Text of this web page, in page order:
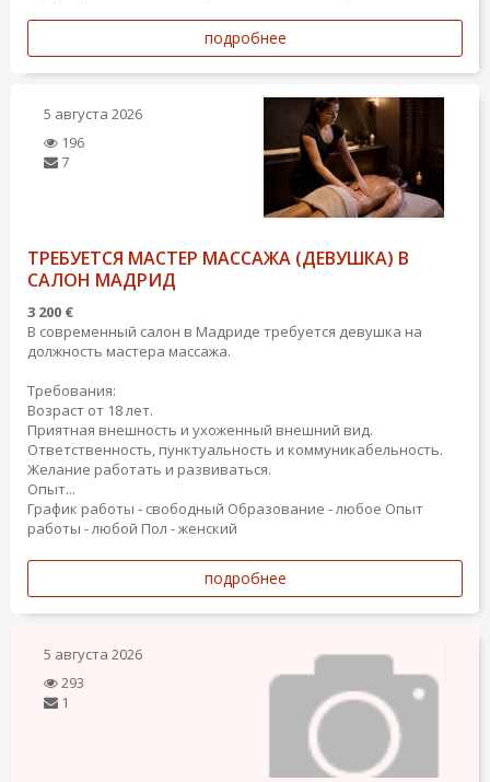
подробнее
5 августа 2026
196
7
ТРЕБУЕТСЯ МАСТЕР МАССАЖА (ДЕВУШКА) В
САЛОН МАДРИД
3 200 €
В современный салон в Мадриде требуется девушка на
должность мастера массажа.
Требования:
Возраст от 18 лет.
Приятная внешность и ухоженный внешний вид.
Ответственность, пунктуальность и коммуникабельность.
Желание работать и развиваться.
Опыт...
График работы - свободный Образование - любое Опыт
работы - любой Пол - женский
подробнее
5 августа 2026
293
1